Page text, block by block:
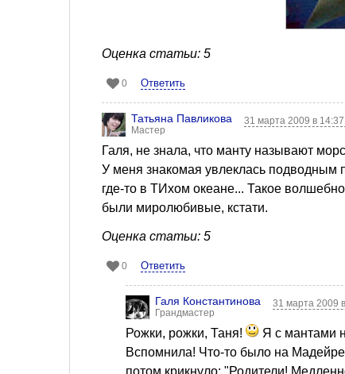
Оценка статьи: 5
0 Ответить
Татьяна Павликова
Мастер
31 марта 2009 в 14:37
Галя, не знала, что манту называют
У меня знакомая увлеклась подводным
где-то в ТИхом океане... Такое
были миролюбивые, кстати.
Оценка статьи: 5
0 Ответить
Галя Константинова
Грандмастер
31 марта 2009
Рожки, рожки, Таня!
Я с мантами
Вспомнила! Что-то было на